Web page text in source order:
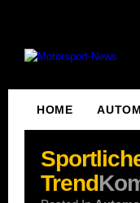
HOME
Trend